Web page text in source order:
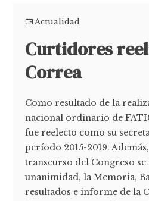
Actualidad
Curtidores
Correa
Como resultado de la
nacional ordinario de
fue reelecto como su
período 2015-2019.
transcurso del Congreso
unanimidad, la Memoria,
resultados e informe de la